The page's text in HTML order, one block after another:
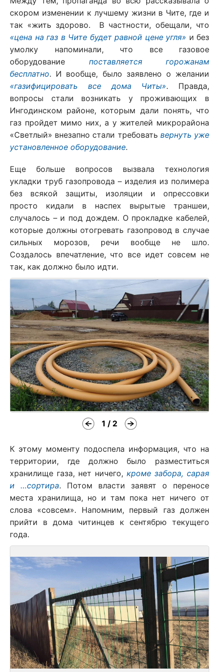
скором изменении к лучшему жизни в Чите, где и
так «жить здорово. В частности, обещали, что
«цена на газ в Чите будет равной цене угля» и без
умолку напоминали, что все газовое
оборудование поставляется горожанам
бесплатно. И вообще, было заявлено о желании
«газифицировать все дома Читы». Правда,
вопросы стали возникать у проживающих в
Ингодинском районе, которым дали понять, что
газ пройдет мимо них, а у жителей микрорайона
«Светлый» внезапно стали требовать вернуть уже
установленное оборудование.
Еще больше вопросов вызвала технология
укладки труб газопровода – изделия из полимера
без всякой защиты, изоляции и опрессовки
просто кидали в наспех вырытые траншеи,
случалось – и под дождем. О прокладке кабелей,
которые должны отогревать газопровод в случае
сильных морозов, речи вообще не шло.
Создалось впечатление, что все идет совсем не
так, как должно было идти.
1 / 2
К этому моменту подоспела информация, что на
территории, где должно было разместиться
хранилище газа, нет ничего, кроме забора, сарая
и …сортира. Потом власти заявят о переносе
места хранилища, но и там пока нет ничего от
слова «совсем». Напомним, первый газ должен
прийти в дома читинцев к сентябрю текущего
года.